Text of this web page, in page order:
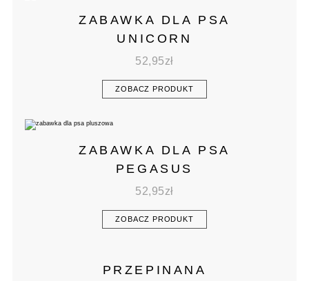
ZABAWKA DLA PSA
UNICORN
52,95zł
ZOBACZ PRODUKT
ZABAWKA DLA PSA
PEGASUS
52,95zł
ZOBACZ PRODUKT
PRZEPINANA